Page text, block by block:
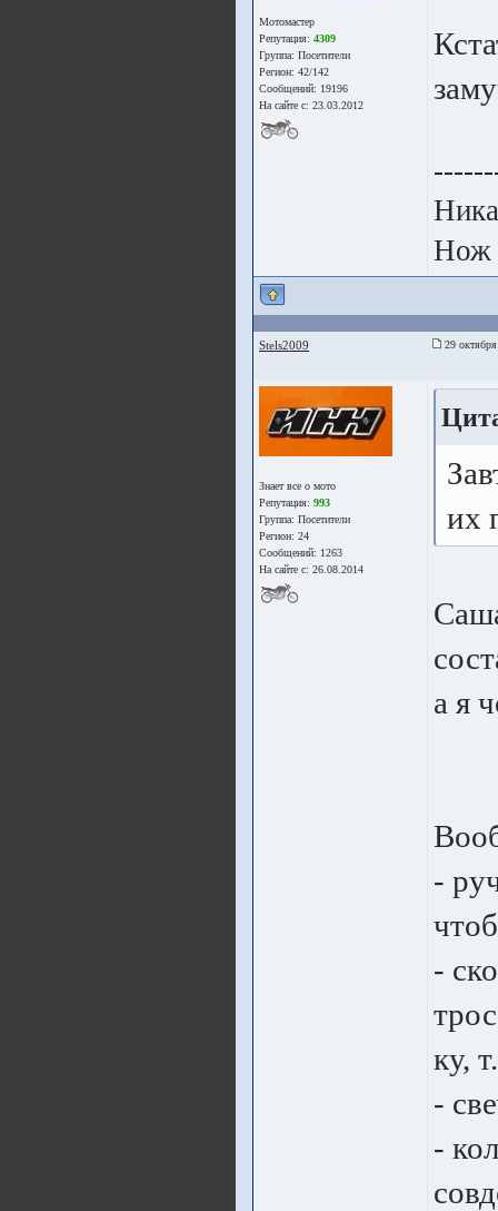
Мотомастер
Репутация: 4309
Группа: Посетители
Регион: 42/142
Сообщений: 19196
На сайте с: 23.03.2012
Нож
Stels2009 29
Знает все о мото
Репутация: 993
Группа: Посетители
Регион: 24
Сообщений: 1263
На сайте с: 26.08.2014
их
а я
-
-
ку,
-
-